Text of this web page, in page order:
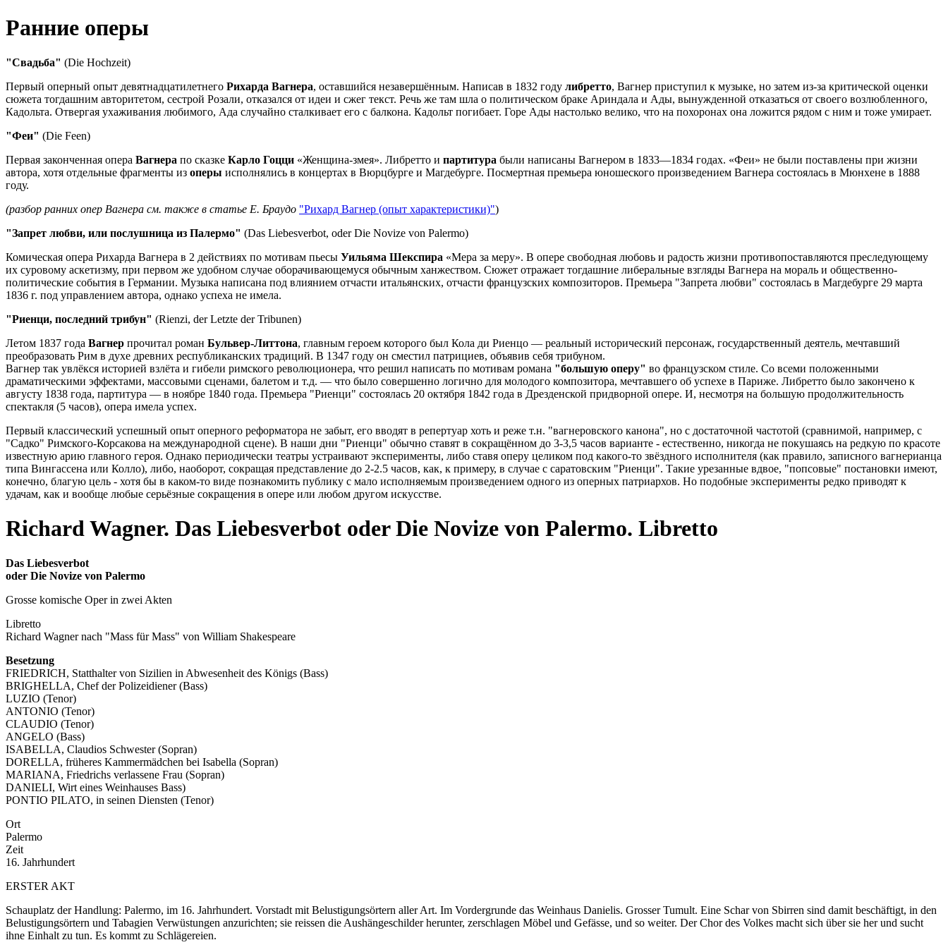
Ранние оперы
"Свадьба" (Die Hochzeit)
Первый оперный опыт девятнадцатилетнего Рихарда Вагнера, оставшийся незавершённым. Написав в 1832 году либретто, Вагнер приступил к музыке, но затем из-за критической оценки
сюжета тогдашним авторитетом, сестрой Розали, отказался от идеи и сжег текст. Речь же там шла о политическом браке Ариндала и Ады, вынужденной отказаться от своего возлюбленного,
Кадольта. Отвергая ухаживания любимого, Ада случайно сталкивает его с балкона. Кадольт погибает. Горе Ады настолько велико, что на похоронах она ложится рядом с ним и тоже умирает.
"Феи" (Die Feen)
Первая законченная опера Вагнера по сказке Карло Гоцци «Женщина-змея». Либретто и партитура были написаны Вагнером в 1833—1834 годах. «Феи» не были поставлены при жизни
автора, хотя отдельные фрагменты из оперы исполнялись в концертах в Вюрцбурге и Магдебурге. Посмертная премьера юношеского произведением Вагнера состоялась в Мюнхене в 1888
году.
(разбор ранних опер Вагнера см. также в статье Е. Браудо "Рихард Вагнер (опыт характеристики)")
"Запрет любви, или послушница из Палермо" (Das Liebesverbot, oder Die Novize von Palermo)
Комическая опера Рихарда Вагнера в 2 действиях по мотивам пьесы Уильяма Шекспира «Мера за меру». В опере свободная любовь и радость жизни противопоставляются преследующему
их суровому аскетизму, при первом же удобном случае оборачивающемуся обычным ханжеством. Сюжет отражает тогдашние либеральные взгляды Вагнера на мораль и общественно-
политические события в Германии. Музыка написана под влиянием отчасти итальянских, отчасти французских композиторов. Премьера "Запрета любви" состоялась в Магдебурге 29 марта
1836 г. под управлением автора, однако успеха не имела.
"Риенци, последний трибун" (Rienzi, der Letzte der Tribunen)
Летом 1837 года Вагнер прочитал роман Бульвер-Литтона, главным героем которого был Кола ди Риенцо — реальный исторический персонаж, государственный деятель, мечтавший
преобразовать Рим в духе древних республиканских традиций. В 1347 году он сместил патрициев, объявив себя трибуном.
Вагнер так увлёкся историей взлёта и гибели римского революционера, что решил написать по мотивам романа "большую оперу" во французском стиле. Со всеми положенными
драматическими эффектами, массовыми сценами, балетом и т.д. — что было совершенно логично для молодого композитора, мечтавшего об успехе в Париже. Либретто было закончено к
августу 1838 года, партитура — в ноябре 1840 года. Премьера "Риенци" состоялась 20 октября 1842 года в Дрезденской придворной опере. И, несмотря на большую продолжительность
спектакля (5 часов), опера имела успех.
Первый классический успешный опыт оперного реформатора не забыт, его вводят в репертуар хоть и реже т.н. "вагнеровского канона", но с достаточной частотой (сравнимой, например, с
"Садко" Римского-Корсакова на международной сцене). В наши дни "Риенци" обычно ставят в сокращённом до 3-3,5 часов варианте - естественно, никогда не покушаясь на редкую по красоте
известную арию главного героя. Однако периодически театры устраивают эксперименты, либо ставя оперу целиком под какого-то звёздного исполнителя (как правило, записного вагнерианца
типа Вингассена или Колло), либо, наоборот, сокращая представление до 2-2.5 часов, как, к примеру, в случае с саратовским "Риенци". Такие урезанные вдвое, "попсовые" постановки имеют,
конечно, благую цель - хотя бы в каком-то виде познакомить публику с мало исполняемым произведением одного из оперных патриархов. Но подобные эксперименты редко приводят к
удачам, как и вообще любые серьёзные сокращения в опере или любом другом искусстве.
Richard Wagner. Das Liebesverbot oder Die Novize von Palermo. Libretto
Das Liebesverbot
oder Die Novize von Palermo
Grosse komische Oper in zwei Akten
Libretto
Richard Wagner nach "Mass für Mass" von William Shakespeare
Besetzung
FRIEDRICH, Statthalter von Sizilien in Abwesenheit des Königs (Bass)
BRIGHELLA, Chef der Polizeidiener (Bass)
LUZIO (Tenor)
ANTONIO (Tenor)
CLAUDIO (Tenor)
ANGELO (Bass)
ISABELLA, Claudios Schwester (Sopran)
DORELLA, früheres Kammermädchen bei Isabella (Sopran)
MARIANA, Friedrichs verlassene Frau (Sopran)
DANIELI, Wirt eines Weinhauses Bass)
PONTIO PILATO, in seinen Diensten (Tenor)
Ort
Palermo
Zeit
16. Jahrhundert
ERSTER AKT
Schauplatz der Handlung: Palermo, im 16. Jahrhundert. Vorstadt mit Belustigungsörtern aller Art. Im Vordergrunde das Weinhaus Danielis. Grosser Tumult. Eine Schar von Sbirren sind damit beschäftigt, in den
Belustigungsörtern und Tabagien Verwüstungen anzurichten; sie reissen die Aushängeschilder herunter, zerschlagen Möbel und Gefässe, und so weiter. Der Chor des Volkes macht sich über sie her und sucht
ihne Einhalt zu tun. Es kommt zu Schlägereien.